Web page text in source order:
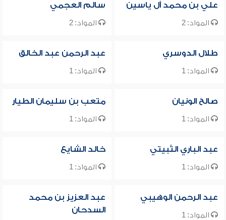
علي بن محمد آل ياسين
المواد: 2
سالم العجمي
المواد: 2
طلال الدوسري
المواد: 1
عبد الرحمن عبد الخالق
المواد: 1
صالح الونيان
المواد: 1
متعب بن سليمان الطيار
المواد: 1
عبد الباري الثبيتي
المواد: 1
خالد الشايع
المواد: 1
عبد الرحمن الوهيبي
المواد: 1
عبد العزيز بن محمد
السدحان